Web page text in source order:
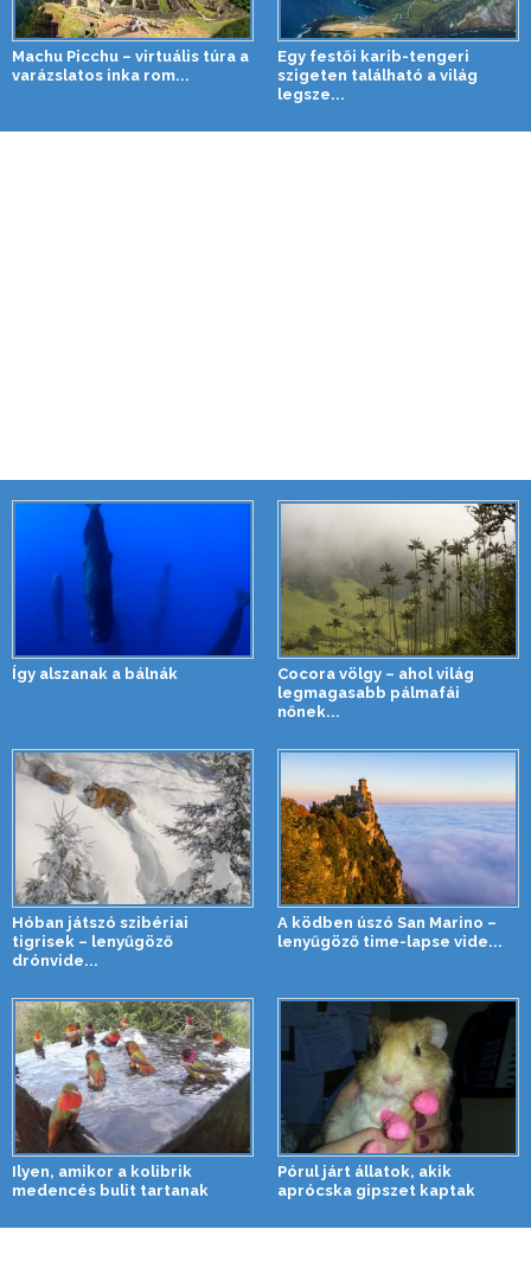
Machu Picchu – virtuális túra a
varázslatos inka rom...
Egy festői karib-tengeri
szigeten található a világ
legsze...
Így alszanak a bálnák
Cocora völgy – ahol világ
legmagasabb pálmafái
nőnek...
Hóban játszó szibériai
tigrisek – lenyűgöző
drónvide...
A ködben úszó San Marino –
lenyűgöző time-lapse vide...
Ilyen, amikor a kolibrik
medencés bulit tartanak
Pórul járt állatok, akik
aprócska gipszet kaptak